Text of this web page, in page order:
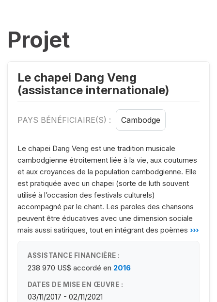
Projet
Le chapei Dang Veng
(assistance internationale)
PAYS BÉNÉFICIAIRE(S) : Cambodge
Le chapei Dang Veng est une tradition musicale
cambodgienne étroitement liée à la vie, aux coutumes
et aux croyances de la population cambodgienne. Elle
est pratiquée avec un chapei (sorte de luth souvent
utilisé à l’occasion des festivals culturels)
accompagné par le chant. Les paroles des chansons
peuvent être éducatives avec une dimension sociale
mais aussi satiriques, tout en intégrant des poèmes ›››
ASSISTANCE FINANCIÈRE :
238 970 US$ accordé en 2016
DATES DE MISE EN ŒUVRE :
03/11/2017 - 02/11/2021